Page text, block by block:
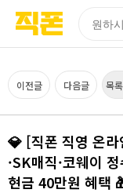
이전글 다음글 목
💎 [직폰 직영 온
·SK매직·코웨이
현금 40만원 혜택
페이지
페이지
페이지
페이지